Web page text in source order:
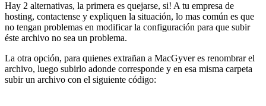
Hay 2 alternativas, la primera es quejarse, si! A tu empresa de
hosting, contactense y expliquen la situación, lo mas común es que
no tengan problemas en modificar la configuración para que subir
éste archivo no sea un problema.
La otra opción, para quienes extrañan a MacGyver es renombrar el
archivo, luego subirlo adonde corresponde y en esa misma carpeta
subir un archivo con el siguiente código: